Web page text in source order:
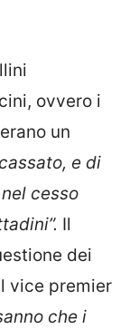
ovvero i
un
e di
cesso
Il
dei
vice premier
che i